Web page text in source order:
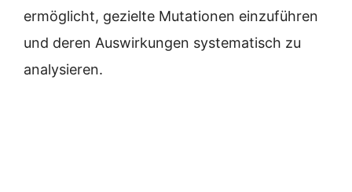
ermöglicht, gezielte Mutationen einzuführen
und deren Auswirkungen systematisch zu
analysieren.